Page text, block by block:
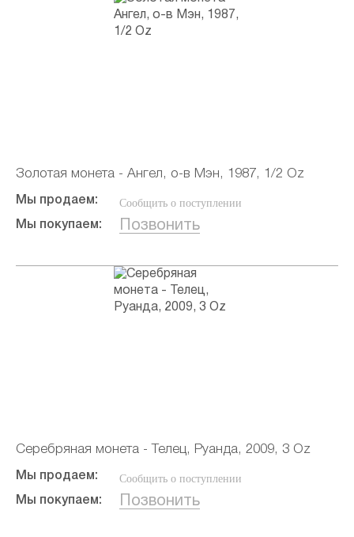
Золотая монета - Ангел, о-в Мэн, 1987, 1/2 Oz
Мы продаем: Сообщить о поступлении
Мы покупаем: Позвонить
Серебряная монета - Телец, Руанда, 2009, 3 Oz
Мы продаем: Сообщить о поступлении
Мы покупаем: Позвонить